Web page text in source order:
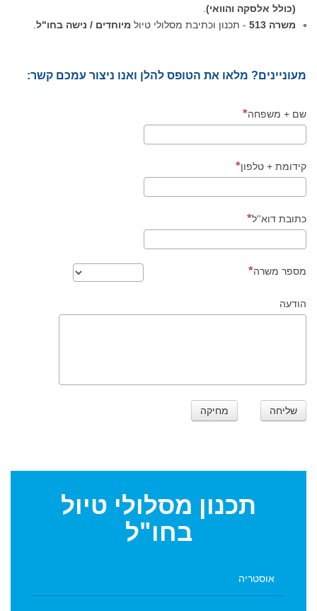
(כולל אלסקה והוואי)
משרה 513
- תכנון וכתיבת מסלולי טיול מיוחדים / נישה בחו"ל
מעוניינים? מלאו את הטופס להלן ואנו ניצור עמכם קשר:
שם + משפחה
קידומת + טלפון
כתובת דוא''ל
מספר משרה
הודעה
שליחה מחיקה
תכנון מסלולי טיול
בחו"ל
אוסטריה